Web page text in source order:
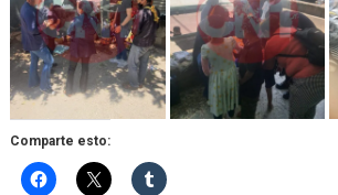
Comparte esto: